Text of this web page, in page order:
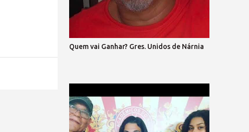
PRAÇA O SOFRIMENTO DA MASSA; VEM
PRA RUA, VEM CANTAR, NOSSO SONHO VAI
BRILHAR! (refrão 1) DE MÃOS DADAS, DE
CORAÇÃO, O GRITO DA LIBERTAÇÃO ! E
ENTÃO, VAMOS VOLTAR A SORRIR, SEM
DIREITO, O FIM DA VINGANÇA, E DO
PRECONCEITO! A LEI MAIOR TRIUNFAR O
PAIS EM HARMONIA, VIVER, DE TODO, A
Quem vai Ganhar? Gres. Unidos de Nárnia